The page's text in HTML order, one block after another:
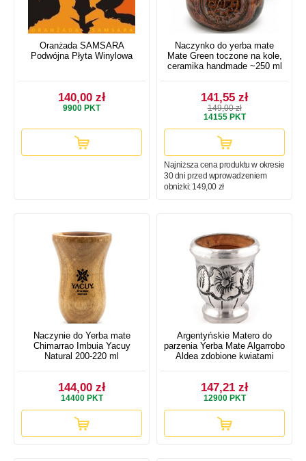
Oranżada SAMSARA
Podwójna Płyta Winylowa
140,00 zł
9900 PKT
Naczynko do yerba mate
Mate Green toczone na kole,
ceramika handmade ~250 ml
141,55 zł
149,00 zł
14155PKT
Najniższa cena produktu w okresie
30 dni przed wprowadzeniem
obniżki: 149,00 zł
Naczynie do Yerba mate
Chimarrao Imbuia Yacuy
Natural 200-220 ml
144,00 zł
14400PKT
Argentyńskie Matero do
parzenia Yerba Mate Algarrobo
Aldea zdobione kwiatami
147,21 zł
12900PKT